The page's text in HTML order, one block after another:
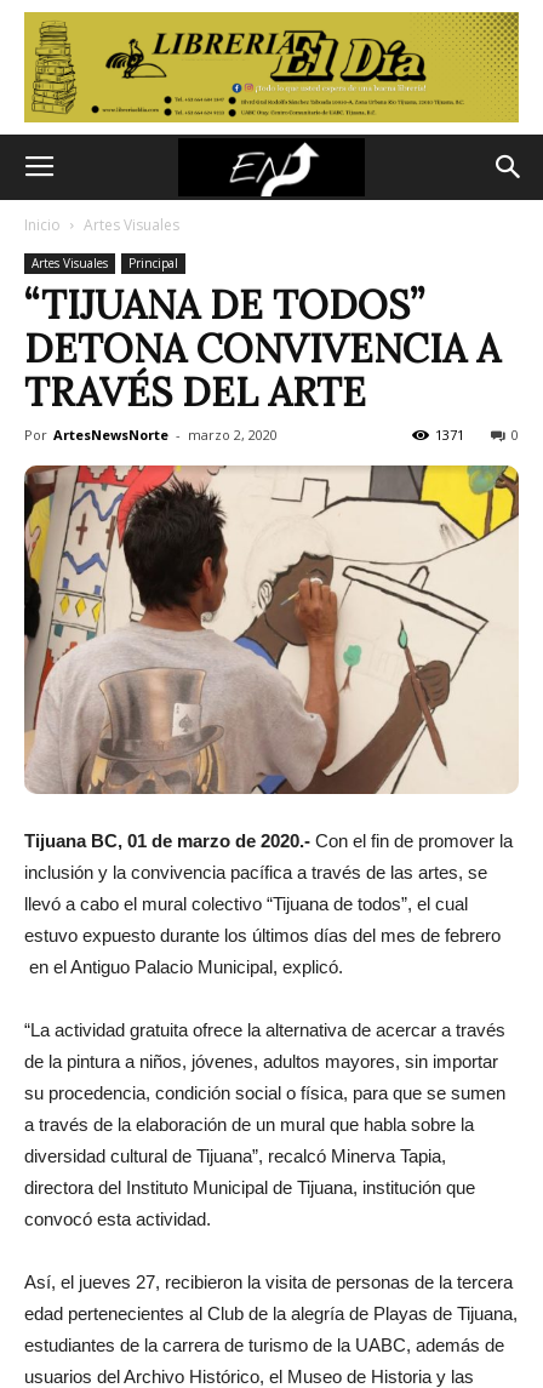
Inicio Artes Visuales
Artes Visuales Principal
“TIJUANA DE TODOS”
DETONA CONVIVENCIA A
TRAVÉS DEL ARTE
Por ArtesNewsNorte - marzo 2, 2020 0
1371
Tijuana BC, 01 de marzo de 2020.- Con el fin de promover la
inclusión y la convivencia pacífica a través de las artes, se
llevó a cabo el mural colectivo “Tijuana de todos”, el cual
estuvo expuesto durante los últimos días del mes de febrero
en el Antiguo Palacio Municipal, explicó.
“La actividad gratuita ofrece la alternativa de acercar a través
de la pintura a niños, jóvenes, adultos mayores, sin importar
su procedencia, condición social o física, para que se sumen
a través de la elaboración de un mural que habla sobre la
diversidad cultural de Tijuana”, recalcó Minerva Tapia,
directora del Instituto Municipal de Tijuana, institución que
convocó esta actividad.
Así, el jueves 27, recibieron la visita de personas de la tercera
edad pertenecientes al Club de la alegría de Playas de Tijuana,
estudiantes de la carrera de turismo de la UABC, además de
usuarios del Archivo Histórico, el Museo de Historia y las